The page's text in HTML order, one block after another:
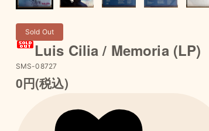
Sold Out
Luis Cilia / Memoria (LP)
SMS-08727
0円(税込)